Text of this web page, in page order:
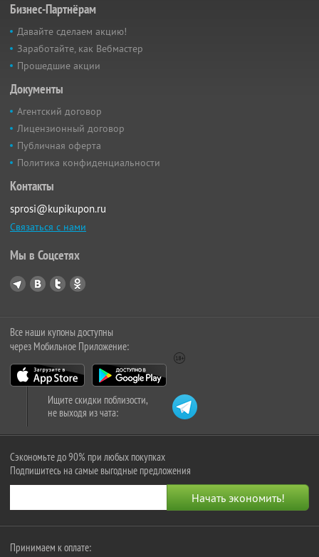
Бизнес-Партнёрам
Давайте сделаем акцию!
Заработайте, как Вебмастер
Прошедшие акции
Документы
Агентский договор
Лицензионный договор
Публичная оферта
Политика конфиденциальности
Контакты
sprosi@kupikupon.ru
Связаться с нами
Мы в Соцсетях
Все наши купоны доступны
через Мобильное Приложение:
Ищите скидки поблизости,
не выходя из чата:
Сэкономьте до 90% при любых покупках
Подпишитесь на самые выгодные предложения
Принимаем к оплате: